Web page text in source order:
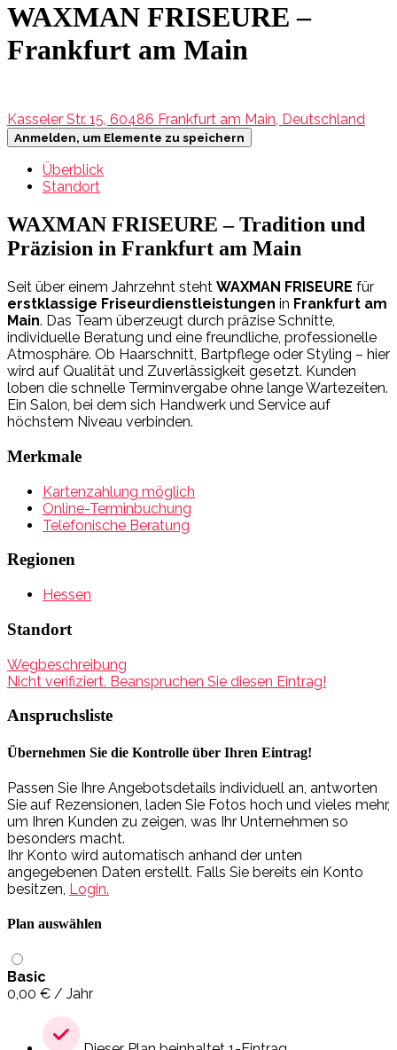
WAXMAN FRISEURE –
Frankfurt am Main
Kasseler Str. 15, 60486 Frankfurt am Main, Deutschland
Anmelden, um Elemente zu speichern
Überblick
Standort
WAXMAN FRISEURE – Tradition und
Präzision in Frankfurt am Main
Seit über einem Jahrzehnt steht WAXMAN FRISEURE für
erstklassige Friseurdienstleistungen in Frankfurt am
Main. Das Team überzeugt durch präzise Schnitte,
individuelle Beratung und eine freundliche, professionelle
Atmosphäre. Ob Haarschnitt, Bartpflege oder Styling – hier
wird auf Qualität und Zuverlässigkeit gesetzt. Kunden
loben die schnelle Terminvergabe ohne lange Wartezeiten.
Ein Salon, bei dem sich Handwerk und Service auf
höchstem Niveau verbinden.
Merkmale
Kartenzahlung möglich
Online-Terminbuchung
Telefonische Beratung
Regionen
Hessen
Standort
Wegbeschreibung
Nicht verifiziert. Beanspruchen Sie diesen Eintrag!
Anspruchsliste
Übernehmen Sie die Kontrolle über Ihren Eintrag!
Passen Sie Ihre Angebotsdetails individuell an, antworten
Sie auf Rezensionen, laden Sie Fotos hoch und vieles mehr,
um Ihren Kunden zu zeigen, was Ihr Unternehmen so
besonders macht.
Ihr Konto wird automatisch anhand der unten
angegebenen Daten erstellt. Falls Sie bereits ein Konto
besitzen, Login.
Plan auswählen
Basic
0,00 € / Jahr